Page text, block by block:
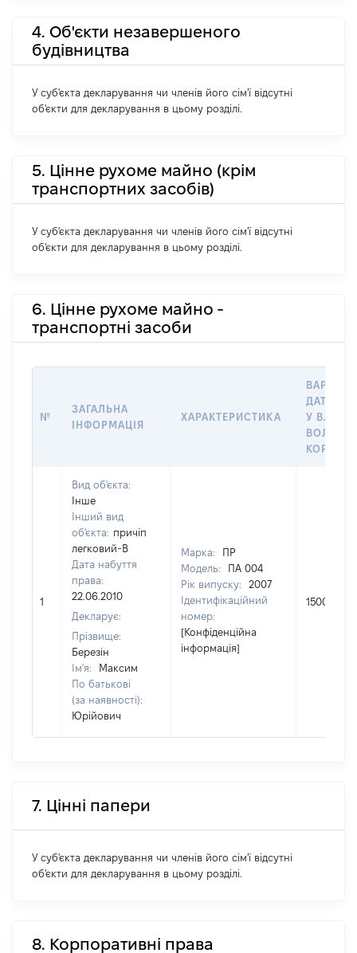
4. Об'єкти незавершеного
будівництва
У суб'єкта декларування чи членів його сім'ї відсутні
об'єкти для декларування в цьому розділі.
5. Цінне рухоме майно (крім
транспортних засобів)
У суб'єкта декларування чи членів його сім'ї відсутні
об'єкти для декларування в цьому розділі.
6. Цінне рухоме майно -
транспортні засоби
№
ЗАГАЛЬНА
ІНФОРМАЦІЯ
ХАРАКТЕРИСТИКА
ДАТУ
У
1
Вид об'єкта:
Інше
Інший вид
об'єкта: причіп
легковий-В
Дата набуття
права:
22.06.2010
Декларує:
Прізвище:
Березін
Ім'я:
Максим
По батькові
(за наявності):
Юрійович
Марка:
ПР
Модель:
ПА 004
Рік випуску:
2007
Ідентифікаційний
номер:
[Конфіденційна
інформація]
15000
7. Цінні папери
У суб'єкта декларування чи членів його сім'ї відсутні
об'єкти для декларування в цьому розділі.
8. Корпоративні права